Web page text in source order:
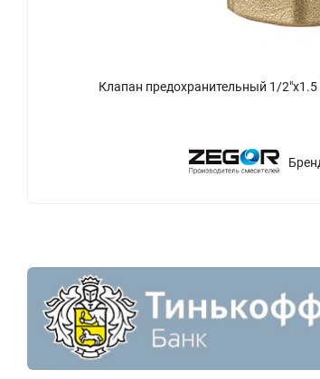
Клапан предохранительный 1/2"х1.5